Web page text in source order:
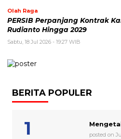
Olah Raga
PERSIB Perpanjang Kontrak
Rudianto Hingga 2029
Sabtu, 18 Jul 2026 - 19:27 WIB
BERITA POPULER
posted on